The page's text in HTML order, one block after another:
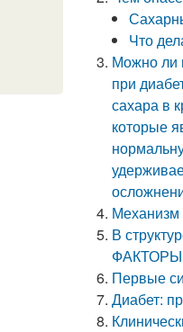
Что
Можно ли
при
сахара в
которые
Механизм
В
Первые
Диабет: